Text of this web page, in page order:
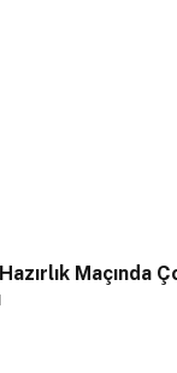
Maçında